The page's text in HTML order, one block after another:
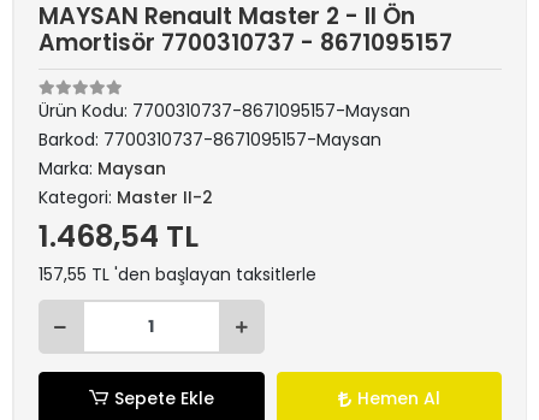
MAYSAN Renault Master 2 - II Ön
Amortisör 7700310737 - 8671095157
Ürün Kodu: 7700310737-8671095157-Maysan
Barkod: 7700310737-8671095157-Maysan
Marka: Maysan
Kategori: Master II-2
1.468,54 TL
157,55 TL 'den başlayan taksitlerle
Sepete Ekle Hemen Al